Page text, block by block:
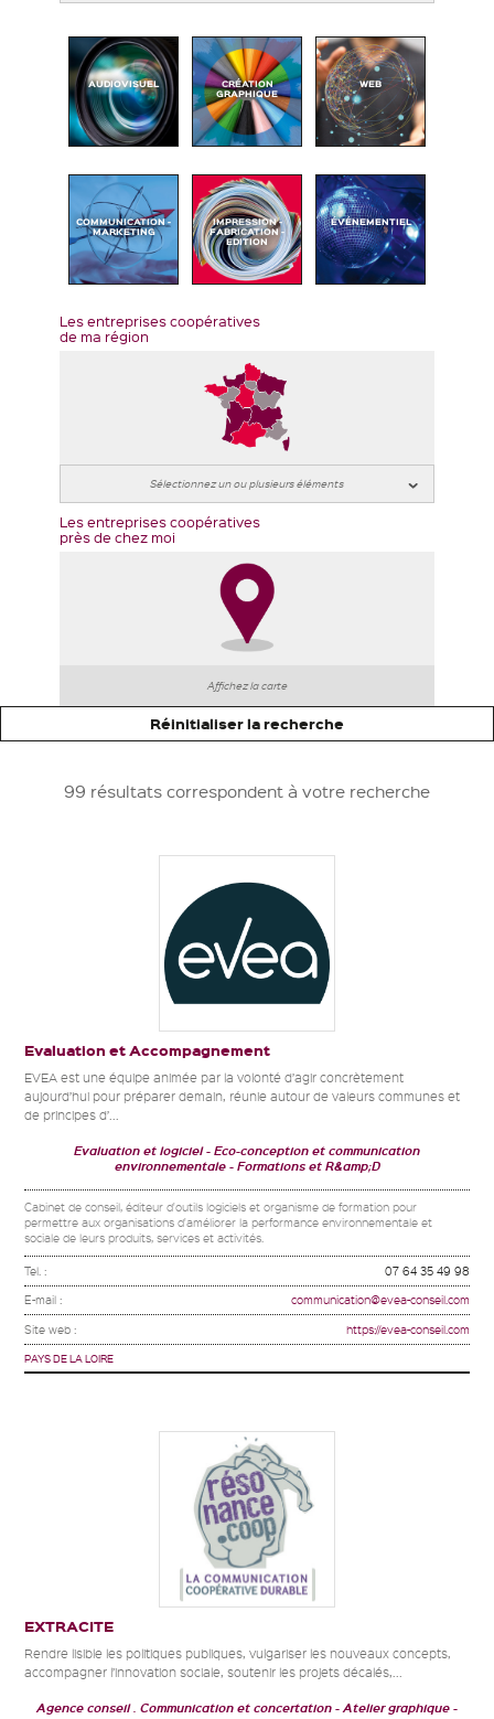
AUDIOVISUEL CRÉATION
GRAPHIQUE
WEB
COMMUNICATION -
MARKETING
IMPRESSION -
FABRICATION -
EDITION
ÉVÉNEMENTIEL
Les entreprises coopératives
de ma région
Les entreprises coopératives
près de chez moi
Affichez la carte
Réinitialiser la recherche
99 résultats correspondent à votre recherche
Evaluation et Accompagnement
EVEA est une équipe animée par la volonté d’agir concrètement
aujourd’hui pour préparer demain, réunie autour de valeurs communes et
de principes d’...
Evaluation et logiciel
Eco-conception et communication
environnementale
Formations et R&amp;D
Cabinet de conseil, éditeur d'outils logiciels et organisme de formation pour
permettre aux organisations d'améliorer la performance environnementale et
sociale de leurs produits, services et activités.
Tel. : 07 64 35 49 98
E-mail : communication@evea-conseil.com
Site web : https://evea-conseil.com
PAYS DE LA LOIRE
EXTRACITE
Rendre lisible les politiques publiques, vulgariser les nouveaux concepts,
accompagner l’innovation sociale, soutenir les projets décalés,...
Agence conseil . Communication et concertation
Atelier graphique